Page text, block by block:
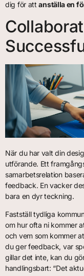
dig för attanställa en
När du har valt din
utförande. Ett
samarbetsrelation
feedback. En vacker
bara en dyr teckning.
Fastställ tydliga
om hur ofta ni kommer
och vem som kommer
du ger feedback, var
gillar det inte, kan du
handlingsbart: “Det